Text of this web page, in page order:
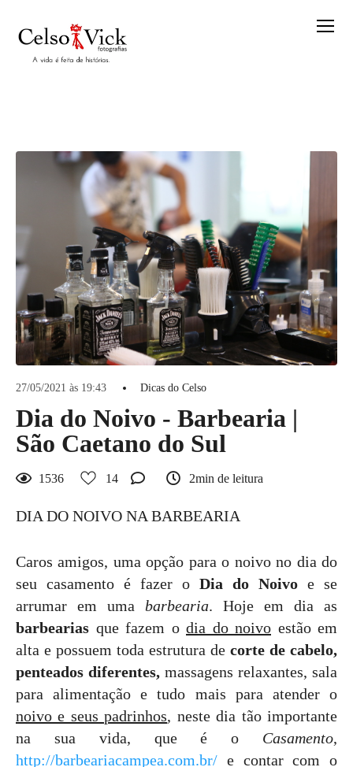
27/05/2021 às 19:43 Dicas do Celso
Dia do Noivo - Barbearia |
São Caetano do Sul
1536 14 2min de leitura
DIA DO NOIVO NA BARBEARIA
Caros amigos, uma opção para o noivo no dia do
seu casamento é fazer o Dia do Noivo e se
arrumar em uma barbearia. Hoje em dia as
barbearias que fazem o dia do noivo estão em
alta e possuem toda estrutura de corte de cabelo,
penteados diferentes, massagens relaxantes, sala
para alimentação e tudo mais para atender o
noivo e seus padrinhos, neste dia tão importante
na sua vida, que é o Casamento,
http://barbeariacampea.com.br/ e contar com o